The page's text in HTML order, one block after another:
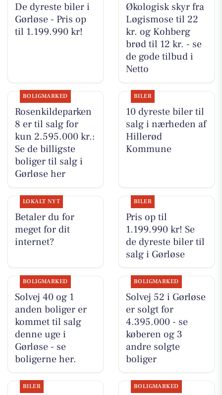
De dyreste biler i
Gørløse - Pris op
til 1.199.990 kr!
Økologisk skyr fra
Løgismose til 22
kr. og Kohberg
brød til 12 kr. - se
de gode tilbud i
Netto
BOLIGMARKED
Rosenkildeparken
8 er til salg for
kun 2.595.000 kr.:
Se de billigste
boliger til salg i
Gørløse her
BILER
10 dyreste biler til
salg i nærheden af
Hillerød
Kommune
LOKALT NYT
Betaler du for
meget for dit
internet?
BILER
Pris op til
1.199.990 kr! Se
de dyreste biler til
salg i Gørløse
BOLIGMARKED
Solvej 40 og 1
anden boliger er
kommet til salg
denne uge i
Gørløse - se
boligerne her.
BOLIGMARKED
Solvej 52 i Gørløse
er solgt for
4.395.000 - se
køberen og 3
andre solgte
boliger
BILER BOLIGMARKED